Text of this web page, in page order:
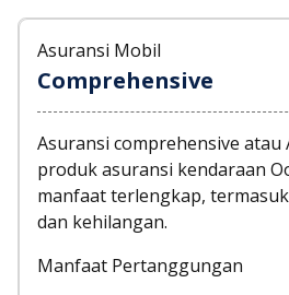
Asuransi Mobil
Comprehensive
Asuransi comprehensive atau
produk asuransi kendaraan
manfaat terlengkap,
dan kehilangan.
Manfaat Pertanggungan